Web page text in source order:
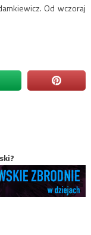
Od wczoraj